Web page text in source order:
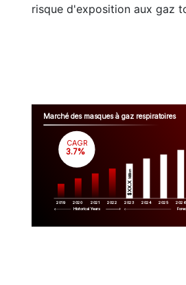
risque d'exposition aux gaz
Marché des masques à gaz respiratoires
2019 2020 2021 2022 2023 2024 2025 2026
$XX.X
Million
CAGR
3.7%
Historical Years